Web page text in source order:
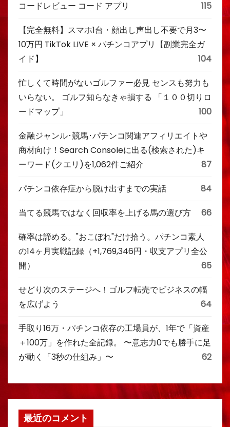
コードレビュー コード アプリ 115
【完全無料】スマホ1台・顔出し声出し不要で月3〜
10万円 TikTok LIVE × パチンコアプリ【副業完全ガ
イド】
104
忙しくて時間がないゴルファー必見 センスも努力も
いらない。 ゴルフ知らなきゃ損する 「１００切りロ
ードマップ」
100
金融ジャンル･競馬･パチンコ関連アフィリエイトや
商材向け！Search Consoleに出る(検索された)キ
ーワード(クエリ)を1,062件ご紹介
87
パチンコ依存症から脱け出すまでの実話 84
当てる競馬ではなく回収率を上げる馬の選び方 66
確率は諦める。"おこぼれ"だけ拾う。パチンコ素人
の14ヶ月実戦記録（+1,769,346円・収支アプリ全公
開）
65
せどり次のステージへ！ゴルフ転売でビジネスの幅
を広げよう
64
手取り16万・パチンコ依存の工場員が、1年で「資産
＋100万」を作れた全記録。 〜意志力0でも勝手に足
が動く「3秒の仕組み」〜
62
最近のコメント